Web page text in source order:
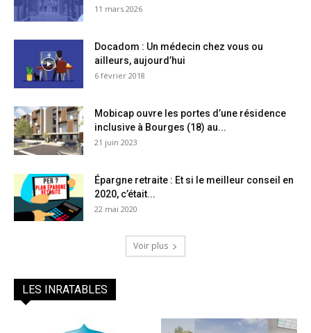
11 mars 2026
Docadom : Un médecin chez vous ou
ailleurs, aujourd’hui
6 février 2018
Mobicap ouvre les portes d’une résidence
inclusive à Bourges (18) au...
21 juin 2023
Épargne retraite : Et si le meilleur conseil en
2020, c’était...
22 mai 2020
Voir plus
LES INRATABLES